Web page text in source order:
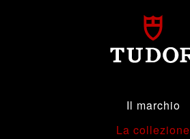
Il marchio
La collezione